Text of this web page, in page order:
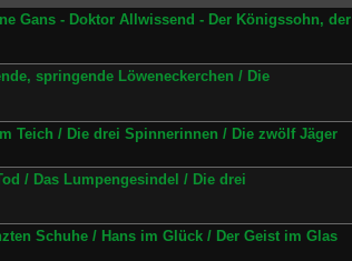
Gans - Doktor Allwissend - Der Königssohn, der
springende Löweneckerchen / Die
Teich / Die drei Spinnerinnen / Die zwölf Jäger
/ Das Lumpengesindel / Die drei
Schuhe / Hans im Glück / Der Geist im Glas